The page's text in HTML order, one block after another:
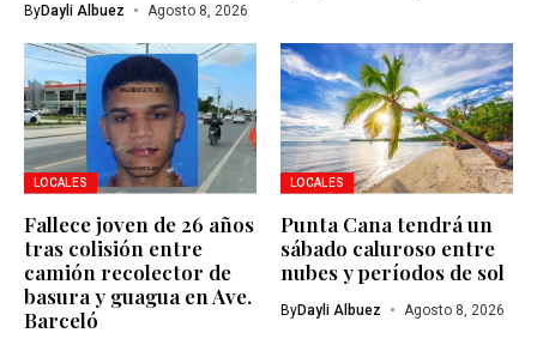
ByDayli Albuez Agosto 8, 2026
LOCALES
Fallece joven de 26 años
tras colisión entre
camión recolector de
basura y guagua en Ave.
Barceló
LOCALES
Punta Cana tendrá un
sábado caluroso entre
nubes y períodos de sol
ByDayli Albuez Agosto 8, 2026